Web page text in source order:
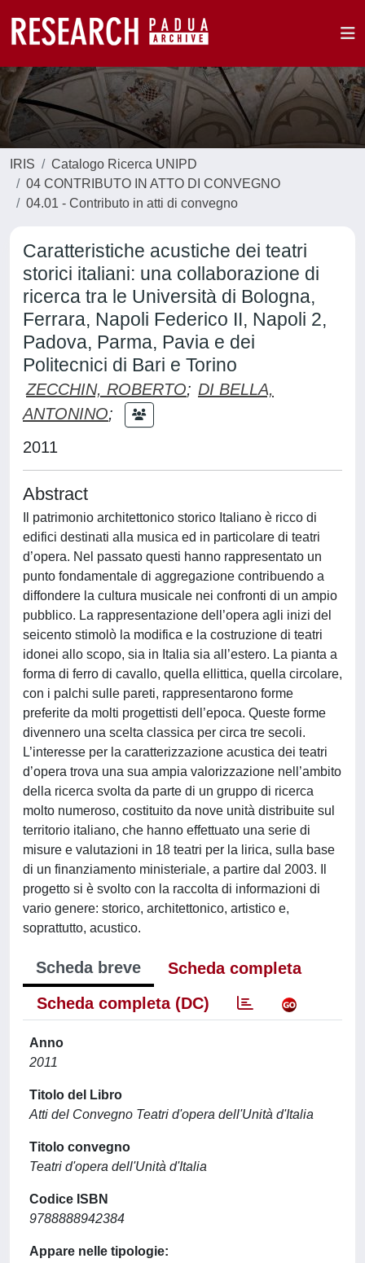
IRIS
Catalogo Ricerca UNIPD
04 CONTRIBUTO IN ATTO DI CONVEGNO
04.01 - Contributo in atti di convegno
Caratteristiche acustiche dei teatri
storici italiani: una collaborazione di
ricerca tra le Università di Bologna,
Ferrara, Napoli Federico II, Napoli 2,
Padova, Parma, Pavia e dei
Politecnici di Bari e Torino
ZECCHIN, ROBERTO; DI BELLA,
ANTONINO;
2011
Abstract
Il patrimonio architettonico storico Italiano è ricco di
edifici destinati alla musica ed in particolare di teatri
d’opera. Nel passato questi hanno rappresentato un
punto fondamentale di aggregazione contribuendo a
diffondere la cultura musicale nei confronti di un ampio
pubblico. La rappresentazione dell’opera agli inizi del
seicento stimolò la modifica e la costruzione di teatri
idonei allo scopo, sia in Italia sia all’estero. La pianta a
forma di ferro di cavallo, quella ellittica, quella circolare,
con i palchi sulle pareti, rappresentarono forme
preferite da molti progettisti dell’epoca. Queste forme
divennero una scelta classica per circa tre secoli.
L’interesse per la caratterizzazione acustica dei teatri
d’opera trova una sua ampia valorizzazione nell’ambito
della ricerca svolta da parte di un gruppo di ricerca
molto numeroso, costituito da nove unità distribuite sul
territorio italiano, che hanno effettuato una serie di
misure e valutazioni in 18 teatri per la lirica, sulla base
di un finanziamento ministeriale, a partire dal 2003. Il
progetto si è svolto con la raccolta di informazioni di
vario genere: storico, architettonico, artistico e,
soprattutto, acustico.
Scheda breve
Scheda completa
Scheda completa (DC)
Anno
2011
Titolo del Libro
Atti del Convegno Teatri d'opera dell'Unità d'Italia
Titolo convegno
Teatri d'opera dell'Unità d'Italia
Codice ISBN
9788888942384
Appare nelle tipologie: